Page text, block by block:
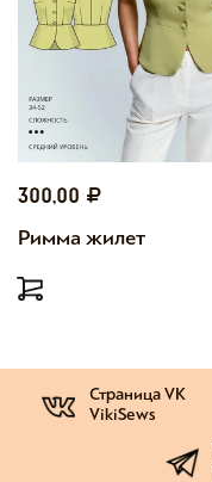
300,00
Римма жилет
Страница VK
VikiSews